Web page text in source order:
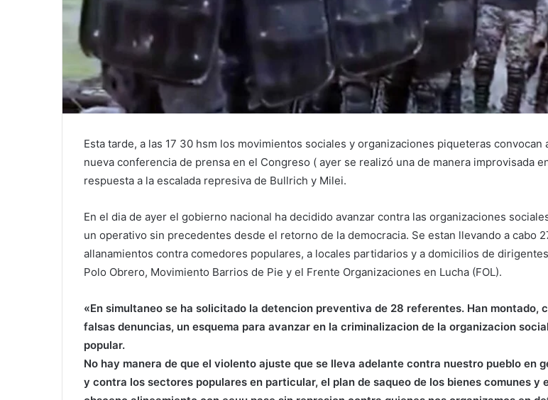
Esta tarde, a las 17 30 hsm los movimientos sociales y organizaciones piqueteras convocan
nueva conferencia de prensa en el Congreso ( ayer se realizó una de manera improvisada
respuesta a la escalada represiva de Bullrich y Milei.
En el dia de ayer el gobierno nacional ha decidido avanzar contra las organizaciones
un operativo sin precedentes desde el retorno de la democracia. Se estan llevando a cabo
allanamientos contra comedores populares, a locales partidarios y a domicilios de
Polo Obrero, Movimiento Barrios de Pie y el Frente Organizaciones en Lucha (FOL).
«En simultaneo se ha solicitado la detencion preventiva de 28 referentes. Han montado,
falsas denuncias, un esquema para avanzar en la criminalizacion de la organizacion
popular.
No hay manera de que el violento ajuste que se lleva adelante contra nuestro pueblo en
y contra los sectores populares en particular, el plan de saqueo de los bienes comunes y